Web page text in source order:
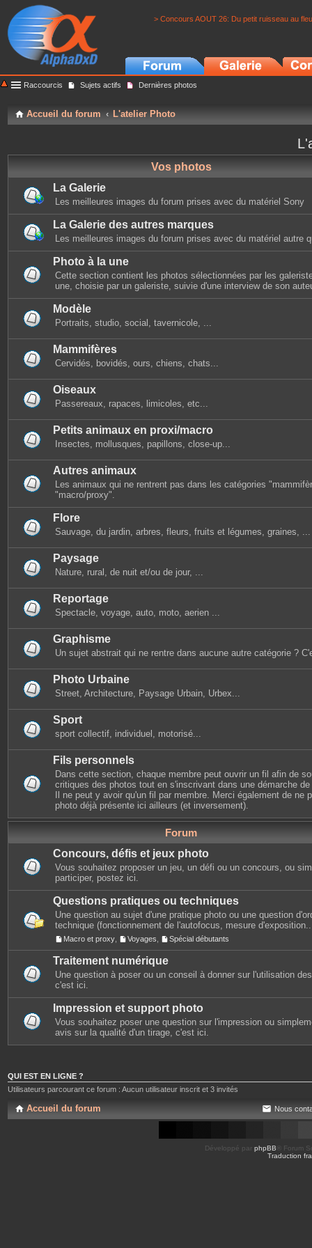
> Concours AOUT 26: Du petit ruisseau au
Raccourcis Sujets actifs Dernières photos
Accueil du forum L'atelier Photo
Vos photos
La Galerie
Les meilleures images du forum prises avec du matériel Sony
La Galerie des autres marques
Les meilleures images du forum prises avec du matériel autre
Photo à la une
Cette section contient les photos sélectionnées par les
une, choisie par un galeriste, suivie d'une interview de son
Modèle
Portraits, studio, social, tavernicole, ...
Mammifères
Cervidés, bovidés, ours, chiens, chats...
Oiseaux
Passereaux, rapaces, limicoles, etc...
Petits animaux en proxi/macro
Insectes, mollusques, papillons, close-up...
Autres animaux
Les animaux qui ne rentrent pas dans les catégories
"macro/proxy".
Flore
Sauvage, du jardin, arbres, fleurs, fruits et légumes, graines, ...
Paysage
Nature, rural, de nuit et/ou de jour, ...
Reportage
Spectacle, voyage, auto, moto, aerien ...
Graphisme
Un sujet abstrait qui ne rentre dans aucune autre catégorie ?
Photo Urbaine
Street, Architecture, Paysage Urbain, Urbex...
Sport
sport collectif, individuel, motorisé...
Fils personnels
Dans cette section, chaque membre peut ouvrir un fil afin de
critiques des photos tout en s'inscrivant dans une démarche
Il ne peut y avoir qu'un fil par membre. Merci également de ne
photo déjà présente ici ailleurs (et inversement).
Forum
Concours, défis et jeux photo
Vous souhaitez proposer un jeu, un défi ou un concours, ou
participer, postez ici.
Questions pratiques ou techniques
Une question au sujet d'une pratique photo ou une question
technique (fonctionnement de l'autofocus, mesure
Macro et proxy Voyages Spécial débutants
Traitement numérique
Une question à poser ou un conseil à donner sur l'utilisation
c'est ici.
Impression et support photo
Vous souhaitez poser une question sur l'impression ou
avis sur la qualité d'un tirage, c'est ici.
QUI EST EN LIGNE ?
Utilisateurs parcourant ce forum : Aucun utilisateur inscrit et 3 invités
Accueil du forum Nous
Développé par phpBB ® Forum
Traduction